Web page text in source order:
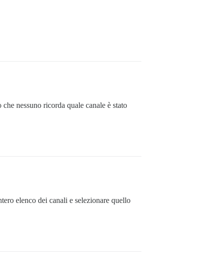
nessuno ricorda quale canale è stato
elenco dei canali e selezionare quello